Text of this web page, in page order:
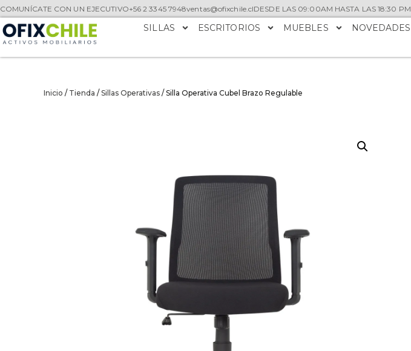
COMUNÍCATE CON UN EJECUTIVO+56 2 3345 7948ventas@ofixchile.clDESDE LAS 09:00AM HASTA LAS 18:30 PM
SILLAS ESCRITORIOS MUEBLES NOVEDADES
Inicio / Tienda / Sillas Operativas / Silla Operativa Cubel Brazo Regulable